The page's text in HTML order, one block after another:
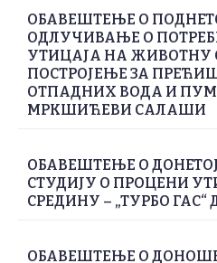
ОБАВЕШТЕЊЕ О
ОДЛУЧИВАЊЕ О
УТИЦАЈА НА ЖИВОТНУ
ПОСТРОЈЕЊЕ ЗА
ОТПАДНИХ ВОДА И
МРКШИЋЕВИ САЛАШИ
ОБАВЕШТЕЊЕ О
СТУДИЈУ О ПРОЦЕНИ
СРЕДИНУ – „ТУРБО
ОБАВЕШТЕЊЕ О